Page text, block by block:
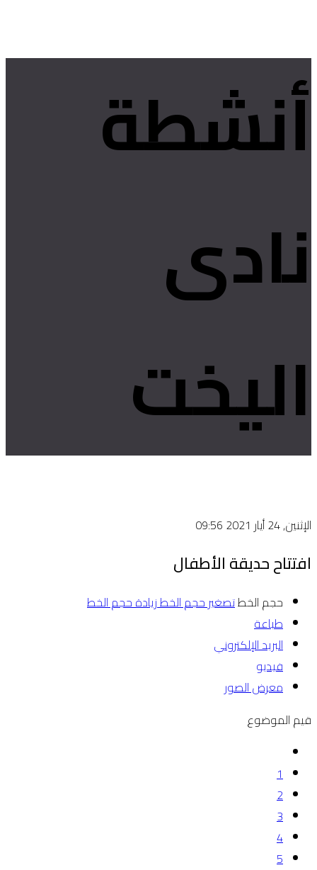
أنشطة
نادى
اليخت
الإثنين, 24 أيار 2021 09:56
افتتاح حديقة الأطفال
حجم الخطتصغير حجم الخطزيادة حجم الخط
طباعة
البريد الإلكتروني
فيديو
معرض الصور
قيم الموضوع
1
2
3
4
5